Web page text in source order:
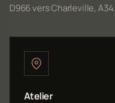
D966 vers Charleville, A34.
Atelier